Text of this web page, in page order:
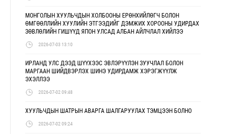
МОНГОЛЫН ХУУЛЬЧДЫН ХОЛБООНЫ ЕРӨНХИЙЛӨГЧ БОЛОН
ӨМГӨӨЛЛИЙН ХУУЛИЙН ЭТГЭЭДИЙГ ДЭМЖИХ ХОРООНЫ УДИРДАХ
ЗӨВЛӨЛИЙН ГИШҮҮД ЯПОН УЛСАД АЛБАН АЙЛЧЛАЛ ХИЙЛЭЭ
2026-07-03 13:10
ИРЛАНД УЛС ДЭЭД ШҮҮХЭЭС ЭВЛЭРҮҮЛЭН ЗУУЧЛАЛ БОЛОН
МАРГААН ШИЙДВЭРЛЭХ ШИНЭ УДИРДАМЖ ХЭРЭГЖҮҮЛЖ
ЭХЭЛЛЭЭ
2026-07-02 09:48
ХУУЛЬЧДЫН ШАТРЫН АВАРГА ШАЛГАРУУЛАХ ТЭМЦЭЭН БОЛНО
2026-07-02 09:24